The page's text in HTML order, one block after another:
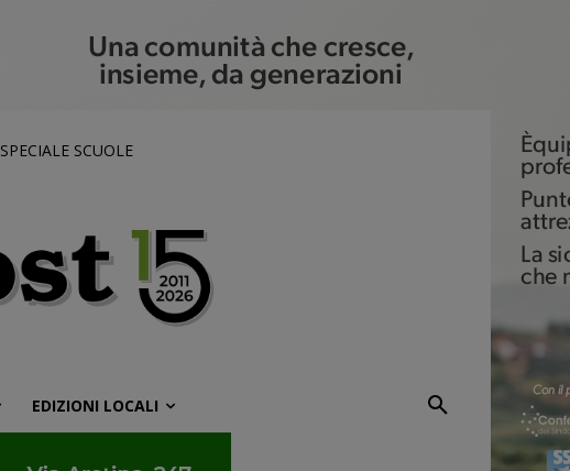
SPECIALE SCUOLE
EDIZIONI LOCALI